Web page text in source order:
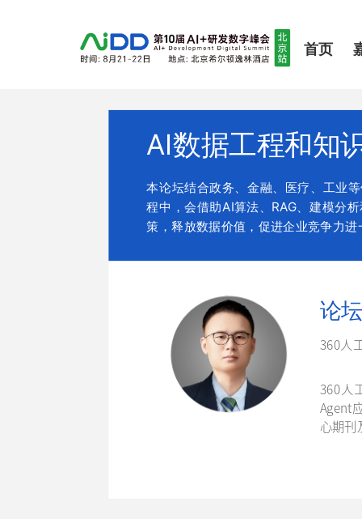
首页
论
360人
Agent
心期刊
360人
AI数据工程和知
本论坛结合政务、金融、医疗、工业
程中，会借助AI算法、RAG、建模分
策，释放数据价值，促进企业竞争力进